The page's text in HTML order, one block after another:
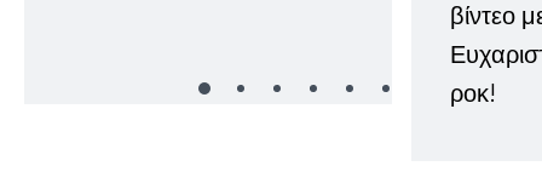
βίντεο
ροκ!